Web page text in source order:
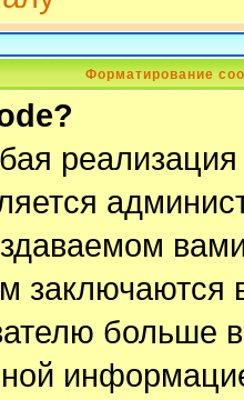
Форматирование
заключаются
больше